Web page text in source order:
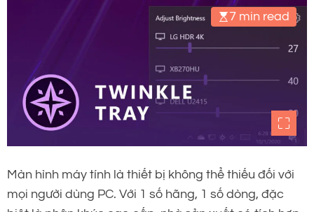
7 min read
Màn hình máy tính là thiết bị không thể thiếu đối với
mọi người dùng PC. Với 1 số hãng, 1 số dòng, đặc